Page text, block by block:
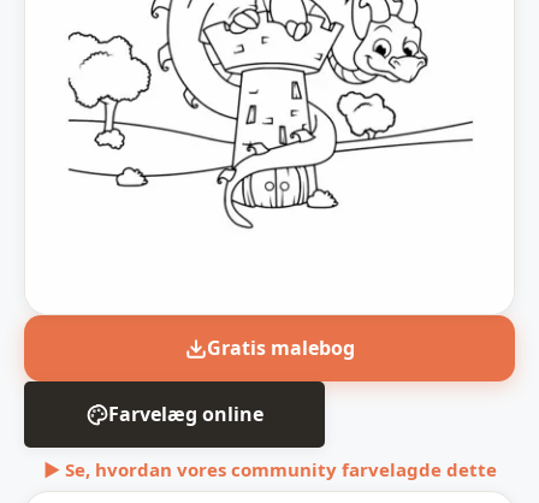
Gratis malebog
Farvelæg online
▶ Se, hvordan vores community farvelagde dette